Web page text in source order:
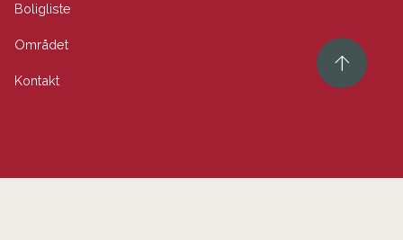
Boligliste
Området
Kontakt